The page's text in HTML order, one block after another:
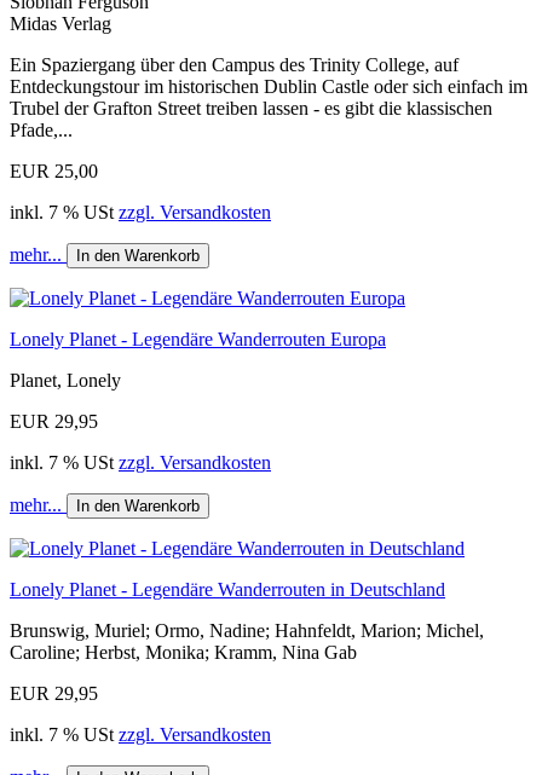
Midas Verlag
Ein Spaziergang über den Campus des Trinity College, auf
Entdeckungstour im historischen Dublin Castle oder sich einfach im
Trubel der Grafton Street treiben lassen - es gibt die klassischen
Pfade,...
EUR 25,00
inkl. 7 % USt zzgl. Versandkosten
mehr... In den Warenkorb
Lonely Planet - Legendäre Wanderrouten Europa
Planet, Lonely
EUR 29,95
inkl. 7 % USt zzgl. Versandkosten
mehr... In den Warenkorb
Lonely Planet - Legendäre Wanderrouten in Deutschland
Brunswig, Muriel; Ormo, Nadine; Hahnfeldt, Marion; Michel,
Caroline; Herbst, Monika; Kramm, Nina Gab
EUR 29,95
inkl. 7 % USt zzgl. Versandkosten